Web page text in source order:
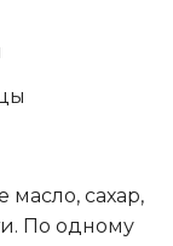
масло, сахар,
По одному